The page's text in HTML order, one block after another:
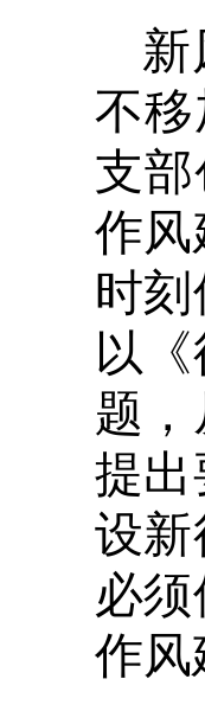
不
支
作风
时
以
题
提出
设新
必
作风